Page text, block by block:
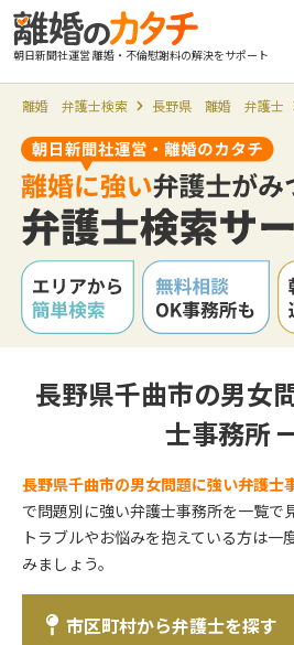
朝日新聞社運営 離婚・不倫慰謝料の解決をサポート
離婚 弁護士検索 長野県 離婚 弁護士
長野県千曲市の男女
士事務所
長野県千曲市の男女問題に強い弁護士
で問題別に強い弁護士事務所を一覧で
トラブルやお悩みを抱えている方は一
みましょう。
市区町村から弁護士を探す